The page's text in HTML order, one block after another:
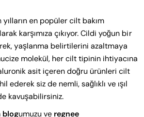
en popüler cilt bakım
karşımıza çıkıyor. Cildi yoğun bir
yaşlanma belirtilerini azaltmaya
molekül, her cilt tipinin ihtiyacına
asit içeren doğru ürünleri cilt
ederek siz de nemli, sağlıklı ve ışıl
kavuşabilirsiniz.
blogumuzu ve regnee